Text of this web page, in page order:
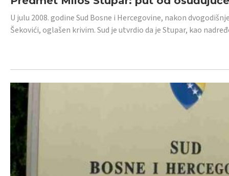
U julu 2008. godine Sud Bosne i Hercegovine, nakon
Šekovići, oglašen krivim. Sud je utvrdio da je Stupar, kao